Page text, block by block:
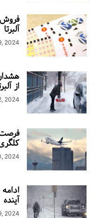
آلبرتا
2024
از
2024
2024
آینده
2024